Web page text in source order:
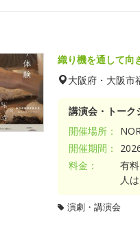
織り機を通して向
大阪府・大阪市
講演会・トーク
開催場所：
開催期間：
料金：
有
人
演劇・講演会